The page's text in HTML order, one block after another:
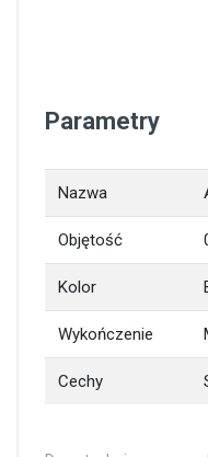
Parametry
Nazwa
Objętość
Kolor
Wykończenie
Cechy